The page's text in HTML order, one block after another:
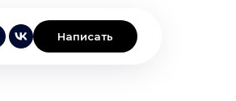
Написать